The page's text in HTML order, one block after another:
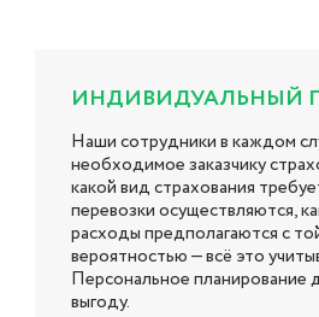
ИНДИВИДУАЛЬНЫЙ
Наши сотрудники в каждом
необходимое заказчику
какой вид страхования
перевозки осуществляются,
расходы предполагаются с
вероятностью — всё это
Персональное планирование
выгоду.